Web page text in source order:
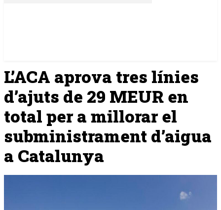
L’ACA aprova tres línies
d’ajuts de 29 MEUR en
total per a millorar el
subministrament d’aigua
a Catalunya